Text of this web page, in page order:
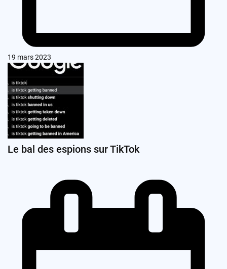
19 mars 2023
Le bal des espions sur TikTok